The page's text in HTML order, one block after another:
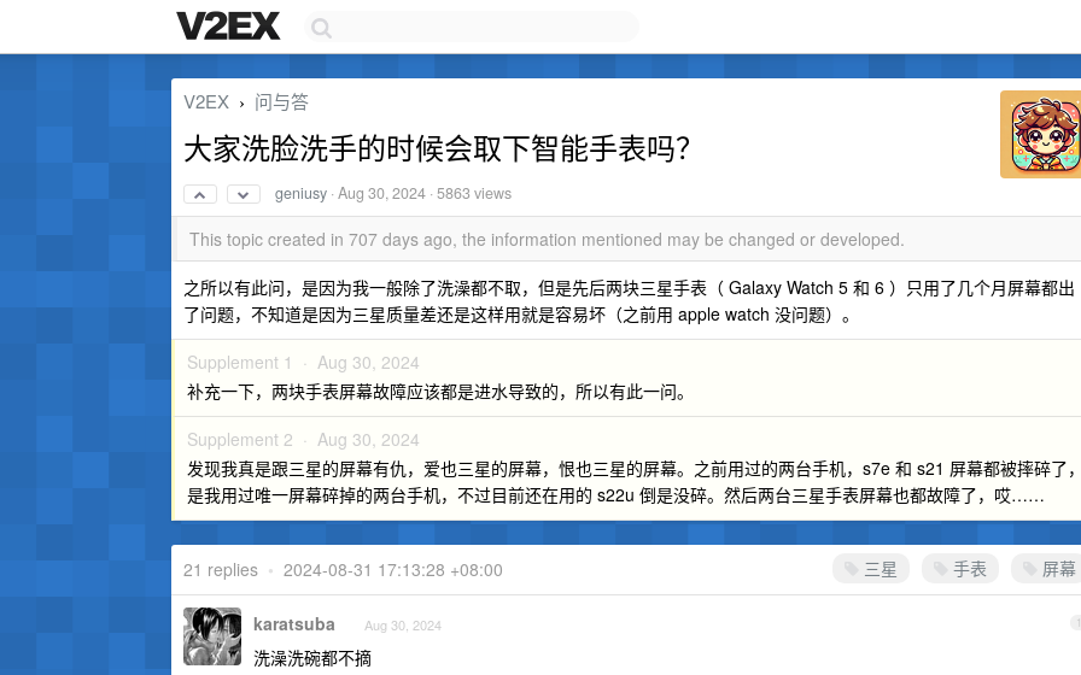
V2EX › 问与答
大家洗脸洗手的时候会取下智能手表吗？
geniusy ·Aug 30, 2024 · 5863 views
This topic created in 707 days ago, the information mentioned may be changed or developed.
之所以有此问，是因为我一般除了洗澡都不取，但是先后两块三星手表（ Galaxy Watch 5 和 6 ）只用了几个月屏幕都出
了问题，不知道是因为三星质量差还是这样用就是容易坏（之前用 apple watch 没问题）。
Supplement 1 · Aug 30, 2024
补充一下，两块手表屏幕故障应该都是进水导致的，所以有此一问。
Supplement 2 · Aug 30, 2024
发现我真是跟三星的屏幕有仇，爱也三星的屏幕，恨也三星的屏幕。之前用过的两台手机，s7e 和 s21 屏幕都被摔碎了，
是我用过唯一屏幕碎掉的两台手机，不过目前还在用的 s22u 倒是没碎。然后两台三星手表屏幕也都故障了，哎……
三星 手表 屏幕
21 replies • 2024-08-31 17:13:28 +08:00
1
karatsuba Aug 30, 2024
洗澡洗碗都不摘